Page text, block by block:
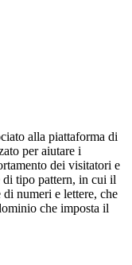
alla piattaforma di
per aiutare i
dei visitatori e
di tipo pattern, in cui il
numeri e lettere, che
che imposta il